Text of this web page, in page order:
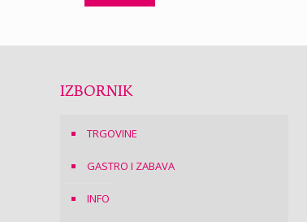
IZBORNIK
TRGOVINE
GASTRO I ZABAVA
INFO